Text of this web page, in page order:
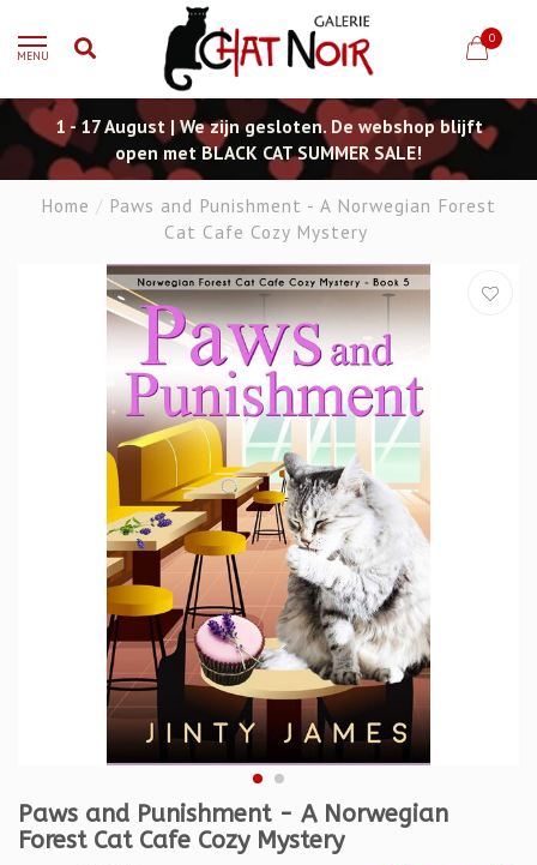
MENU
0
1 - 17 August | We zijn gesloten. De webshop blijft
open met BLACK CAT SUMMER SALE!
Home / Paws and Punishment - A Norwegian Forest
Cat Cafe Cozy Mystery
Paws and Punishment - A Norwegian
Forest Cat Cafe Cozy Mystery